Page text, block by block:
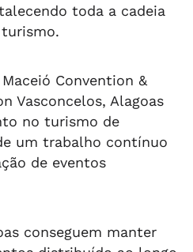
toda a cadeia
Convention &
Vasconcelos, Alagoas
no turismo de
um trabalho contínuo
de eventos
conseguem manter